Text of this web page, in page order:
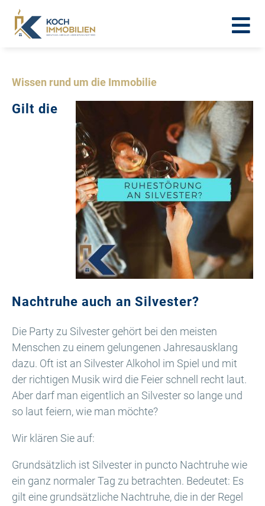
Wissen rund um die Immobilie
Gilt die
Nachtruhe auch an Silvester?
Die Party zu Silvester gehört bei den meisten
Menschen zu einem gelungenen Jahresausklang
dazu. Oft ist an Silvester Alkohol im Spiel und mit
der richtigen Musik wird die Feier schnell recht laut.
Aber darf man eigentlich an Silvester so lange und
so laut feiern, wie man möchte?
Wir klären Sie auf:
Grundsätzlich ist Silvester in puncto Nachtruhe wie
ein ganz normaler Tag zu betrachten. Bedeutet: Es
gilt eine grundsätzliche Nachtruhe, die in der Regel